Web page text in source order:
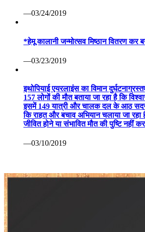
—03/24/2019
*हेमू कालानी जन्मोत्सव मिष्ठान वितरण कर
—03/23/2019
इथोपियाई एयरलाइंस का विमान
157 लोगों की मौत बताया जा रहा है कि
इसमें 149 यात्री और चालक दल के आठ
कि राहत और बचाव अभियान चलाया जा
जीवित होने या संभावित मौत की पुष्टि नहीं
—03/10/2019